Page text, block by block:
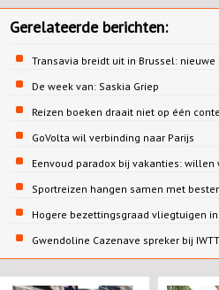
Gerelateerde berichten:
Transavia breidt uit in Brussel: nieuwe
De week van: Saskia Griep
Reizen boeken draait niet op één
GoVolta wil verbinding naar Parijs
Eenvoud paradox bij vakanties:
Sportreizen hangen samen met
Hogere bezettingsgraad vliegtuigen
Gwendoline Cazenave spreker bij